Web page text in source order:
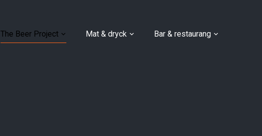
The Beer Project Mat & dryck Bar & restaurang